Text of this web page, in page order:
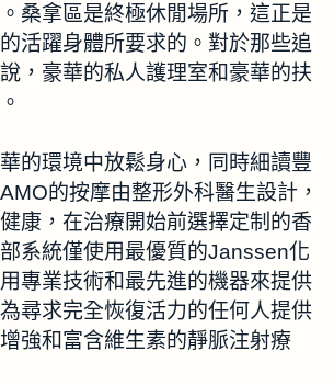
桑拿區是終極休閒場所，這正是
活躍身體所要求的。對於那些追
，豪華的私人護理室和豪華的扶
的環境中放鬆身心，同時細讀豐
的按摩由整形外科醫生設計，
康，在治療開始前選擇定制的香
系統僅使用最優質的Janssen化
專業技術和最先進的機器來提供
尋求完全恢復活力的任何人提供
強和富含維生素的靜脈注射療